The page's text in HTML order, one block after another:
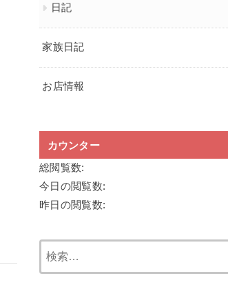
日記
家族日記
お店情報
カウンター
総閲覧数:
今日の閲覧数:
昨日の閲覧数: